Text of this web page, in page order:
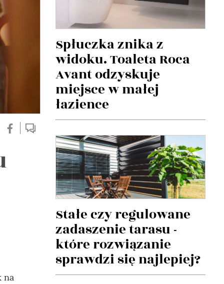
na
Spłuczka znika z
widoku. Toaleta Roca
Avant odzyskuje
miejsce w małej
łazience
Stałe czy regulowane
zadaszenie tarasu -
które rozwiązanie
sprawdzi się najlepiej?